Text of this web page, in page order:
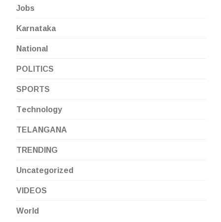
Jobs
Karnataka
National
POLITICS
SPORTS
Technology
TELANGANA
TRENDING
Uncategorized
VIDEOS
World